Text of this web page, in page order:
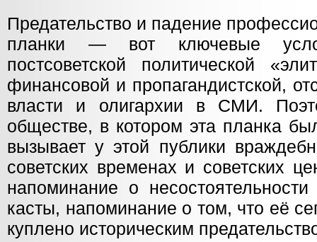
Предательство и падение
планки — вот ключевые
постсоветской политической
финансовой и пропагандистской,
власти и олигархии в СМИ.
обществе, в котором эта планка
вызывает у этой публики
советских временах и советских
напоминание о
касты, напоминание о том, что её
куплено историческим